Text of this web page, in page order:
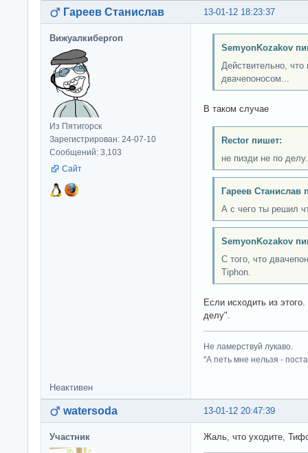
13-01-12 18:23:37
Гареев Станислав
Вижуалкибергоп
Из Пятигорск
Зарегистрирован: 24-07-10
Сообщений: 3,103
Сайт
SemyonKozakov
Действительно,
двачепоносом...
В таком случае
Rector пишет:
не пизди не по делу.
Гареев Станислав
А с чего ты решил
SemyonKozakov
С того, что
Tiphon.
Если исходить из
делу".
Не ламерствуй лукаво.
"А петь мне нельзя -
Неактивен
13-01-12 20:47:39
watersoda
Участник Жаль, что уходите,